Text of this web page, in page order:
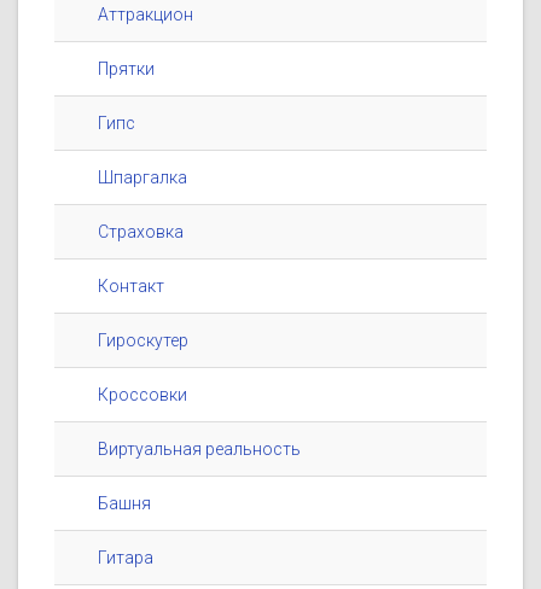
Аттракцион
Прятки
Гипс
Шпаргалка
Страховка
Контакт
Гироскутер
Кроссовки
Виртуальная реальность
Башня
Гитара